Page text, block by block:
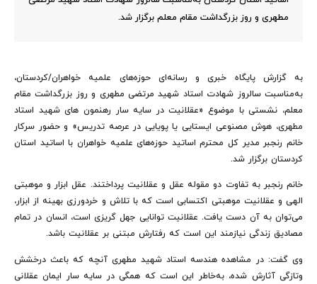
مطهری و روز بزرگداشت مقام معلم برگزار شد.
به گزارش پایگاه خبری و رسانه‌ای حوزه‌های علمیه خواهران/کردستان،
به‌مناسبت سالروز شهادت استاد شهید مرتضی مطهری و روز بزرگداشت مقام
معلم، نشستی با موضوع «عقلانیت در سایه سار رهنمون های شهید استاد
مطهری، هوش مصنوعی ایستایی یا پویایی در عرصه تدریس» و حضور سرکار
خانم رنجبر مدیر کل محترم اساتید حوزه‌های علمیه خواهران با اساتید استان
کردستان برگزار شد.
خانم رنجبر به تفاوت دو مقوله عقل و عقلانیت پرداختند. عقل ابزار و موهبتی
الهی و عقلانیت موهبتی اکتسابی است که با تلاش و خردورزی بهینه از ابزار،
می‌توان به آن دست یافت. عقلانیت توانایی جهل گریزی است، انسان در تمام
مصادیق زندگی نیازمند این است که رفتارش مبتنی بر عقلانیت باشد.
وی گفت: در مشاهده هندسه استاد شهید مطهری آنچه که باعث درخشش
وتازگی آثارش شده، به‌خاطر این است که همگی در سایه سار ایمان عقلانی